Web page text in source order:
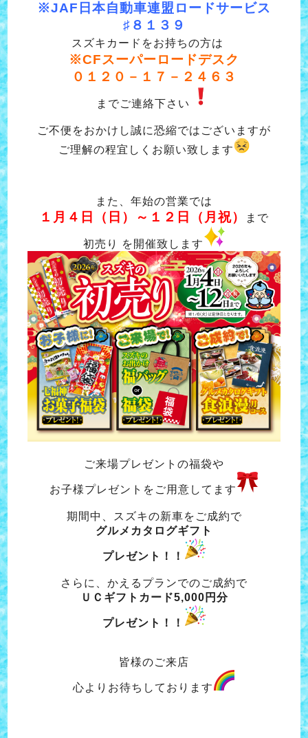
※JAF日本自動車連盟ロードサービス
♯８１３９
スズキカードをお持ちの方は
※CFスーパーロードデスク
０１２０－１７－２４６３
までご連絡下さい
ご不便をおかけし誠に恐縮ではございますが
ご理解の程宜しくお願い致します
また、年始の営業では
１月４日（日）～１２日（月祝） まで
初売り を開催致します
ご来場プレゼントの福袋や
お子様プレゼントをご用意してます
期間中、スズキの新車をご成約で
グルメカタログギフト
プレゼント！！
さらに、かえるプランでのご成約で
ＵＣギフトカード5,000円分
プレゼント！！
皆様のご来店
心よりお待ちしております